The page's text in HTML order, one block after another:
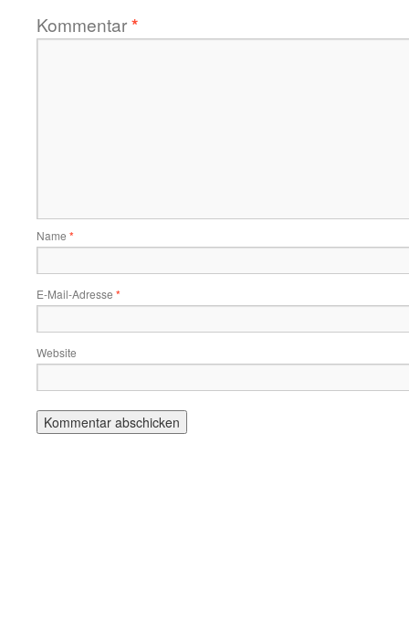
Kommentar*
Name *
E-Mail-Adresse *
Website